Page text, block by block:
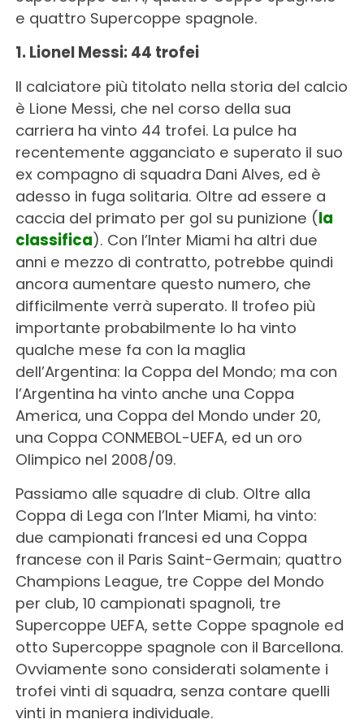
e quattro Supercoppe spagnole.
1. Lionel Messi: 44 trofei
Il calciatore più titolato nella storia del calcio
è Lione Messi, che nel corso della sua
carriera ha vinto 44 trofei. La pulce ha
recentemente agganciato e superato il suo
ex compagno di squadra Dani Alves, ed è
adesso in fuga solitaria. Oltre ad essere a
caccia del primato per gol su punizione (la
classifica). Con l’Inter Miami ha altri due
anni e mezzo di contratto, potrebbe quindi
ancora aumentare questo numero, che
difficilmente verrà superato. Il trofeo più
importante probabilmente lo ha vinto
qualche mese fa con la maglia
dell’Argentina: la Coppa del Mondo; ma con
l’Argentina ha vinto anche una Coppa
America, una Coppa del Mondo under 20,
una Coppa CONMEBOL-UEFA, ed un oro
Olimpico nel 2008/09.
Passiamo alle squadre di club. Oltre alla
Coppa di Lega con l’Inter Miami, ha vinto:
due campionati francesi ed una Coppa
francese con il Paris Saint-Germain; quattro
Champions League, tre Coppe del Mondo
per club, 10 campionati spagnoli, tre
Supercoppe UEFA, sette Coppe spagnole ed
otto Supercoppe spagnole con il Barcellona.
Ovviamente sono considerati solamente i
trofei vinti di squadra, senza contare quelli
vinti in maniera individuale.